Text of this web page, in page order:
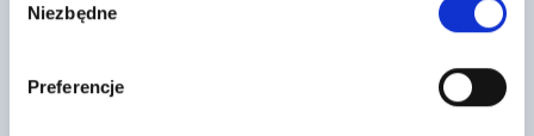
zgody
Niezbędne
Preferencje